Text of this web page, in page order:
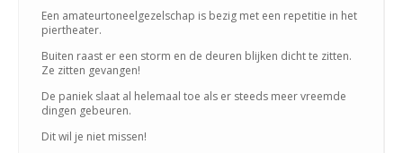
Een amateurtoneelgezelschap is bezig met een repetitie in het
piertheater.
Buiten raast er een storm en de deuren blijken dicht te zitten.
Ze zitten gevangen!
De paniek slaat al helemaal toe als er steeds meer vreemde
dingen gebeuren.
Dit wil je niet missen!